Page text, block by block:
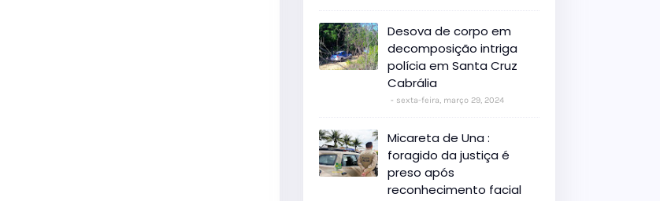
Desova de corpo em
decomposição intriga
polícia em Santa Cruz
Cabrália
sexta-feira, março 29, 2024
Micareta de Una :
foragido da justiça é
preso após
reconhecimento facial